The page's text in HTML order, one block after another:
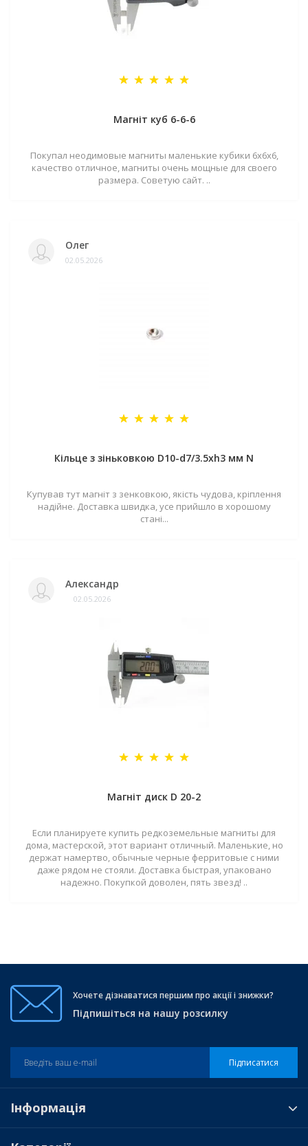
Магніт куб 6-6-6
Покупал неодимовые магниты маленькие кубики 6х6х6,
качество отличное, магниты очень мощные для своего
размера. Советую сайт. ..
Олег
02.05.2026
Кільце з зіньковкою D10-d7/3.5хh3 мм N
Купував тут магніт з зенковкою, якість чудова, кріплення
надійне. Доставка швидка, усе прийшло в хорошому
стані...
Александр
02.05.2026
Магніт диск D 20-2
Если планируете купить редкоземельные магниты для
дома, мастерской, этот вариант отличный. Маленькие, но
держат намертво, обычные черные ферритовые с ними
даже рядом не стояли. Доставка быстрая, упаковано
надежно. Покупкой доволен, пять звезд! ..
Хочете дізнаватися першим про акції і знижки?
Підпишіться на нашу розсилку
Підписатися
Інформація